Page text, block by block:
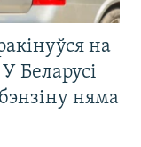
на
Беларусі
няма